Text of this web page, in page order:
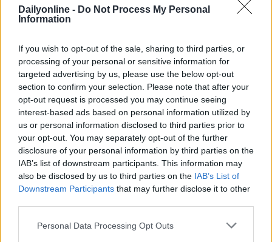
Dailyonline - Do Not Process My Personal
Information
If you wish to opt-out of the sale, sharing to third parties, or
processing of your personal or sensitive information for
targeted advertising by us, please use the below opt-out
section to confirm your selection. Please note that after your
opt-out request is processed you may continue seeing
interest-based ads based on personal information utilized by
us or personal information disclosed to third parties prior to
your opt-out. You may separately opt-out of the further
disclosure of your personal information by third parties on the
IAB’s list of downstream participants. This information may
also be disclosed by us to third parties on the IAB’s List of
Downstream Participants that may further disclose it to other
Personal Data Processing Opt Outs
Altri articoli che potrebbero piacerti